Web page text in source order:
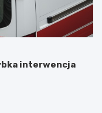
interwencja